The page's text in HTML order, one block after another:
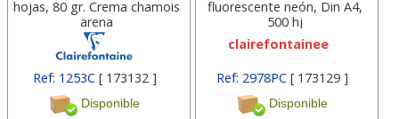
hojas, 80 gr. Crema chamois
arena
Ref: 1253C [ 173132 ]
Disponible
fluorescente neón, Din A4,
500 hj
clairefontainee
Ref: 2978PC[ 173129 ]
Disponible